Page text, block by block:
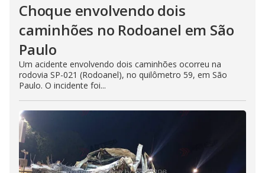
Choque envolvendo dois
caminhões no Rodoanel em São
Paulo
Um acidente envolvendo dois caminhões ocorreu na
rodovia SP-021 (Rodoanel), no quilômetro 59, em São
Paulo. O incidente foi...